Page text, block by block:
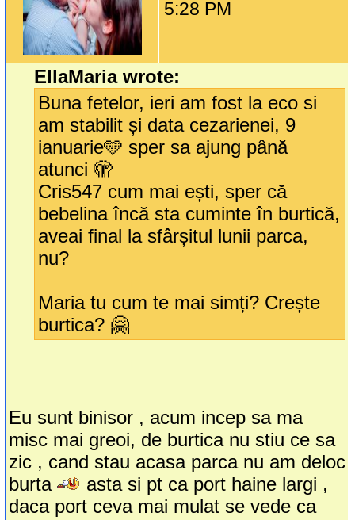
5:28 PM
EllaMaria wrote:
Buna fetelor, ieri am fost la eco si
am stabilit și data cezarienei, 9
ianuarie🩵 sper sa ajung până
atunci 🫣
Cris547 cum mai ești, sper că
bebelina încă sta cuminte în burtică,
aveai final la sfârșitul lunii parca,
nu?
Maria tu cum te mai simți? Crește
burtica? 🤗
Eu sunt binisor , acum incep sa ma
misc mai greoi, de burtica nu stiu ce sa
zic , cand stau acasa parca nu am deloc
burta
asta si pt ca port haine largi ,
daca port ceva mai mulat se vede ca